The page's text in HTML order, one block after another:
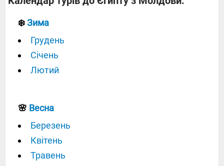
❄️Зима
Грудень
Січень
Лютий
🌸 Весна
Березень
Квітень
Травень